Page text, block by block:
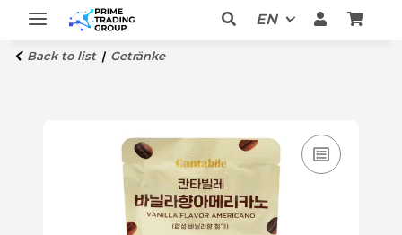
EN
Back to list Getränke